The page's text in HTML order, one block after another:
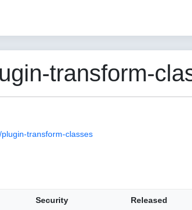
transform-
transform-classes
Security Released